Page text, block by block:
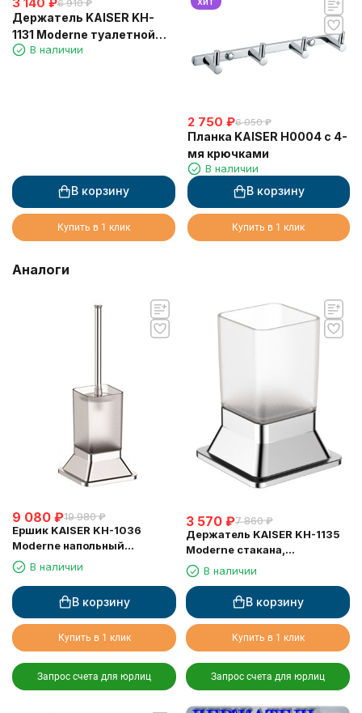
6 910 ₽
Держатель KAISER KH-
1131 Moderne туалетной
бумаги
В наличии
В корзину
Купить в 1 клик
2 750 ₽6 050 ₽
Планка KAISER H0004 с 4-
мя крючками
В наличии
В корзину
Купить в 1 клик
Аналоги
9 080 ₽19 980 ₽
Ершик KAISER KH-1036
Moderne напольный
(квадратный)
В наличии
В корзину
Купить в 1 клик
Запрос счета для юрлиц
3 570 ₽7 860 ₽
Держатель KAISER KH-1135
Moderne стакана,
настольный
В наличии
В корзину
Купить в 1 клик
Запрос счета для юрлиц